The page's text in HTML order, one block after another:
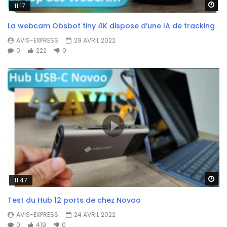
11:17
La webcam Obsbot tiny 4K dispose d’une IA de tracking
AVIS-EXPRESS
29 AVRIL 2022
0
222 0
11:47
Test du Hub 12 ports de chez Novoo
AVIS-EXPRESS
24 AVRIL 2022
0
419 0